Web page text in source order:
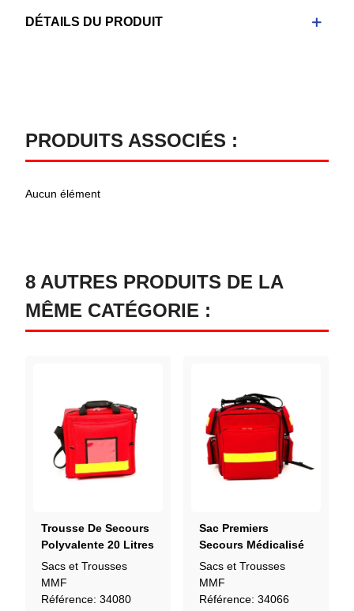
DÉTAILS DU PRODUIT
PRODUITS ASSOCIÉS :
Aucun élément
8 AUTRES PRODUITS DE LA
MÊME CATÉGORIE :
Trousse De Secours
Polyvalente 20 Litres
Vide
Sacs et Trousses
MMF
Référence: 34080
Sac Premiers
Secours Médicalisé
25 Litres Avec 4
Trousses
Sacs et Trousses
MMF
Référence: 34066